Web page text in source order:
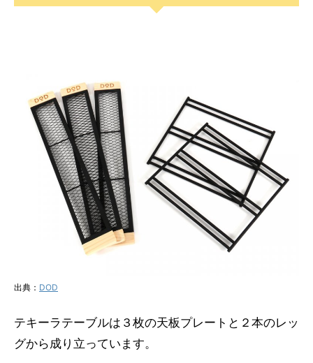
出典： DOD
テキーラテーブルは３枚の天板プレートと２本のレッ
グから成り立っています。